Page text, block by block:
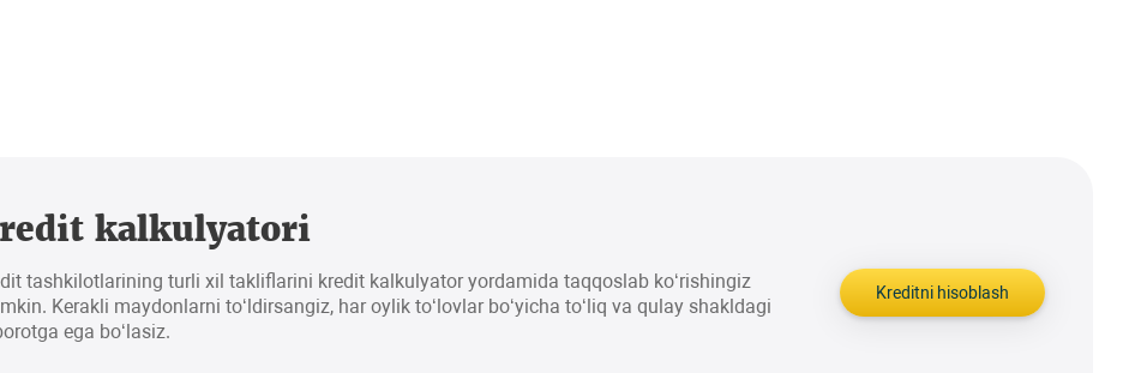
kalkulyatori
tashkilotlarining turli xil takliflarini kredit kalkulyator yordamida taqqoslab ko‘rishingiz
Kerakli maydonlarni to‘ldirsangiz, har oylik to‘lovlar bo‘yicha to‘liq va qulay shakldagi
ega bo‘lasiz.
Kreditni hisoblash